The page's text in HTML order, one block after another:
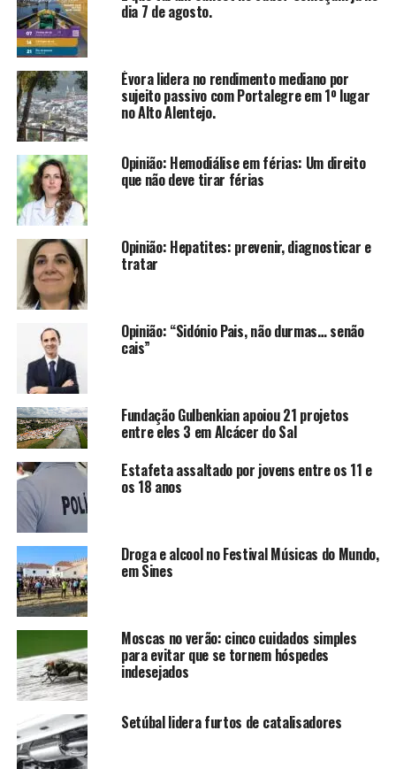
dia 7 de agosto.
Évora lidera no rendimento mediano por
sujeito passivo com Portalegre em 1º lugar
no Alto Alentejo.
Opinião: Hemodiálise em férias: Um direito
que não deve tirar férias
Opinião: Hepatites: prevenir, diagnosticar e
tratar
Opinião: “Sidónio Pais, não durmas… senão
cais”
Fundação Gulbenkian apoiou 21 projetos
entre eles 3 em Alcácer do Sal
Estafeta assaltado por jovens entre os 11 e
os 18 anos
Droga e alcool no Festival Músicas do Mundo,
em Sines
Moscas no verão: cinco cuidados simples
para evitar que se tornem hóspedes
indesejados
Setúbal lidera furtos de catalisadores